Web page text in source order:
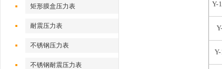
矩形膜盒压力表
耐震压力表
不锈钢压力表
不锈钢耐震压力表
Y-